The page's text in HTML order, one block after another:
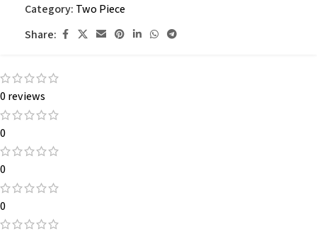
হবে।
Category: Two Piece
Share:
0 reviews
0
0
0